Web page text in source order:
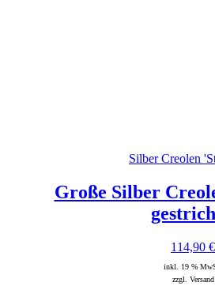
Silber Creolen
Große Silber
114,90 €
inkl. 19 %
zzgl. Versand